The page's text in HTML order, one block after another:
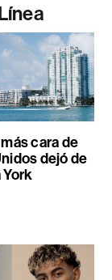
cara de
dejó de
York